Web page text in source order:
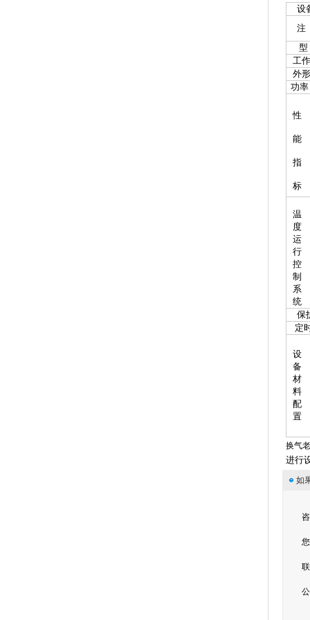
设
注
型
工
外
功
性
能
指
标
温
度
运
行
控
制
系
统
保
定
设
备
材
料
配
置
换气
进行
如